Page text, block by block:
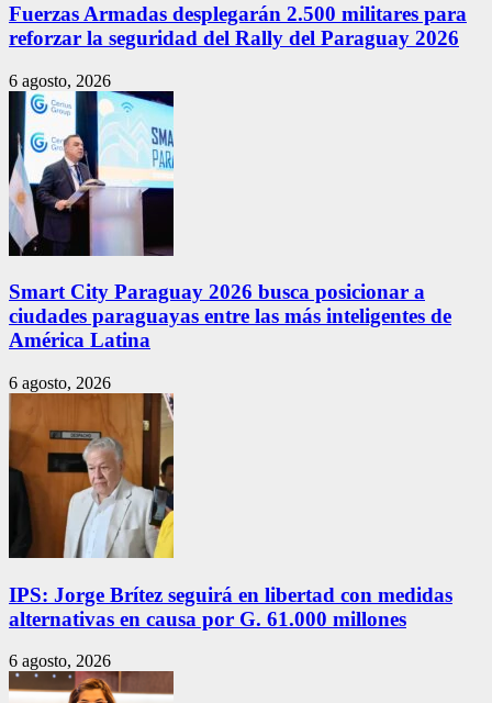
Fuerzas Armadas desplegarán 2.500 militares para
reforzar la seguridad del Rally del Paraguay 2026
6 agosto, 2026
Smart City Paraguay 2026 busca posicionar a
ciudades paraguayas entre las más inteligentes de
América Latina
6 agosto, 2026
IPS: Jorge Brítez seguirá en libertad con medidas
alternativas en causa por G. 61.000 millones
6 agosto, 2026